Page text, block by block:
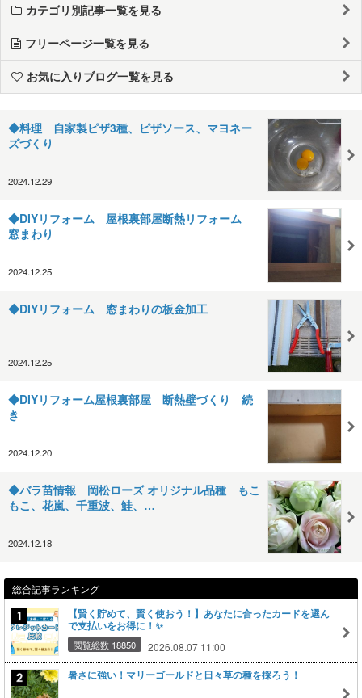
カテゴリ別記事一覧を見る
フリーページ一覧を見る
お気に入りブログ一覧を見る
◆料理 自家製ピザ3種、ピザソース、マヨネー
ズづくり
2024.12.29
◆DIYリフォーム 屋根裏部屋断熱リフォーム
窓まわり
2024.12.25
◆DIYリフォーム 窓まわりの板金加工
2024.12.25
◆DIYリフォーム屋根裏部屋 断熱壁づくり 続
き
2024.12.20
◆バラ苗情報 岡松ローズ オリジナル品種 もこ
もこ、花嵐、千重波、鮭、…
2024.12.18
総合記事ランキング
【賢く貯めて、賢く使おう！】あなたに合ったカードを選ん
で支払いをお得に！✨
閲覧総数 18850 2026.08.07 11:00
暑さに強い！マリーゴールドと日々草の種を採ろう！